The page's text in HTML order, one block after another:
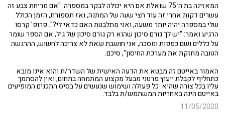
המאזינה בת ה־75 שואלת אם היא יכולה לבקר במספרה: "אם מריחת צבע זה
עשרים דקות אחרי זה עוד חצי שעה של המתנה, ואז תספורת, הזמן הכולל
שלי במספרה יהיה יותר משעה, ואני מתלבטת האם כדאי לי?". פרופ' קרסו
הרגיע ואמר: "יש לך גורם סיכון שהוא רק גורם סיכון של גיל, אם הספר שומר
על כללים ושם כפפות ומסכה, אני חושבת שאת לא צריכה לחשוש, ההרגשה
הטובה מחזקת את מערכת החיסון", סיכם.
האמור באייטם זה מבטא את הדעה האישית של השדר/ת והוא אינו מובא
כתחליף לקבלת ייעוץ פרטני מבעל מקצוע המתמחה בתחום, ואין להסתמך
עליו בכל צורה שהיא. כל פעולה ושימוש שנעשים על בסיס התכנים המופיעים
באייטם הינה באחריות המשתמש/ת בלבד.
11/05/2020